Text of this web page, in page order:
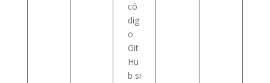
có
dig
o
Git
Hu
b si